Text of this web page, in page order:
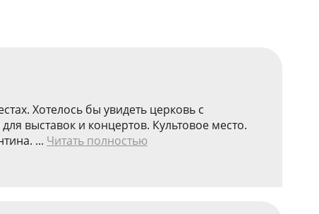
Хотелось бы увидеть церковь с
выставок и концертов. Культовое место.
... Читать полностью